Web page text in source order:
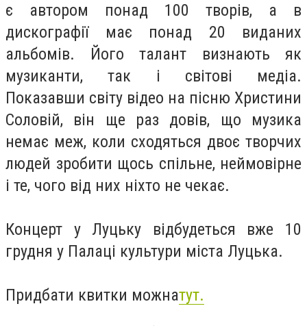
є автором понад 100 творів, а в
дискографії має понад 20 виданих
альбомів. Його талант визнають як
музиканти, так і світові медіа.
Показавши світу відео на пісню Христини
Соловій, він ще раз довів, що музика
немає меж, коли сходяться двоє творчих
людей зробити щось спільне, неймовірне
і те, чого від них ніхто не чекає.
Концерт у Луцьку відбудеться вже 10
грудня у Палаці культури міста Луцька.
Придбати квитки можнатут.